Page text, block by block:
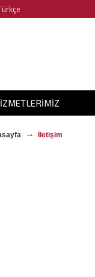
İletişim